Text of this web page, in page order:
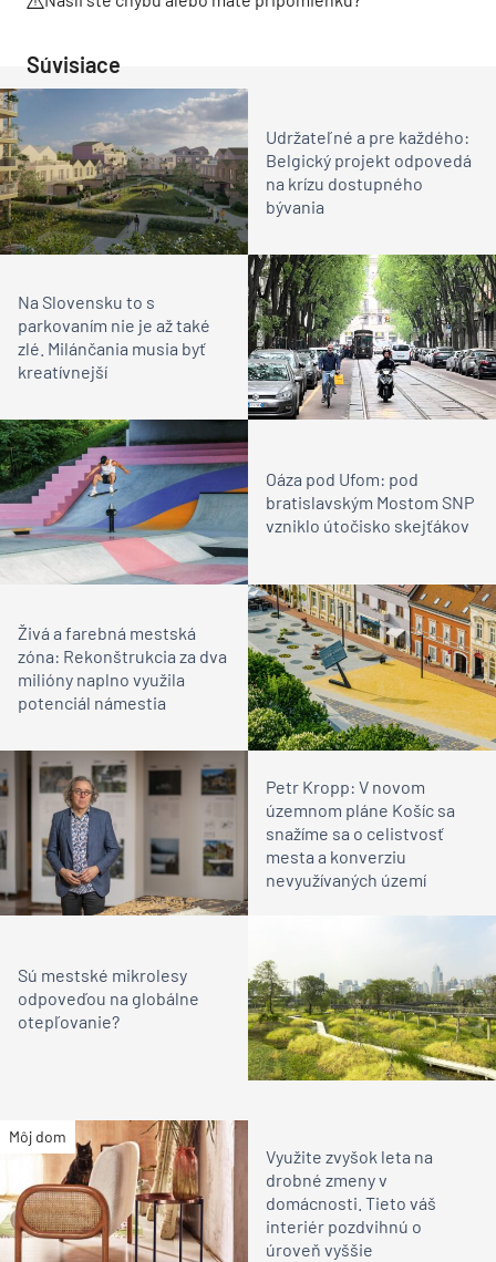
Súvisiace
Udržateľné a pre každého:
Belgický projekt odpovedá
na krízu dostupného
bývania
Na Slovensku to s
parkovaním nie je až také
zlé. Milánčania musia byť
kreatívnejší
Oáza pod Ufom: pod
bratislavským Mostom SNP
vzniklo útočisko skejťákov
Živá a farebná mestská
zóna: Rekonštrukcia za dva
milióny naplno využila
potenciál námestia
Petr Kropp: V novom
územnom pláne Košíc sa
snažíme sa o celistvosť
mesta a konverziu
nevyužívaných území
Sú mestské mikrolesy
odpoveďou na globálne
otepľovanie?
Môj dom
Využite zvyšok leta na
drobné zmeny v
domácnosti. Tieto váš
interiér pozdvihnú o
úroveň vyššie